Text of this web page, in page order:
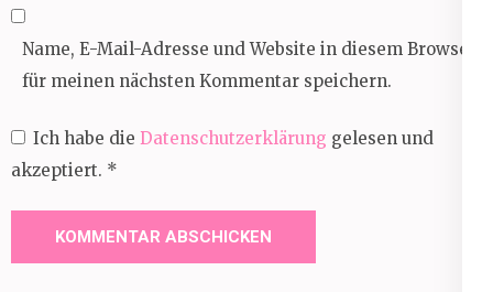
Name, E-Mail-Adresse und Website in diesem Browser
für meinen nächsten Kommentar speichern.
Ich habe die Datenschutzerklärung gelesen und
akzeptiert. *